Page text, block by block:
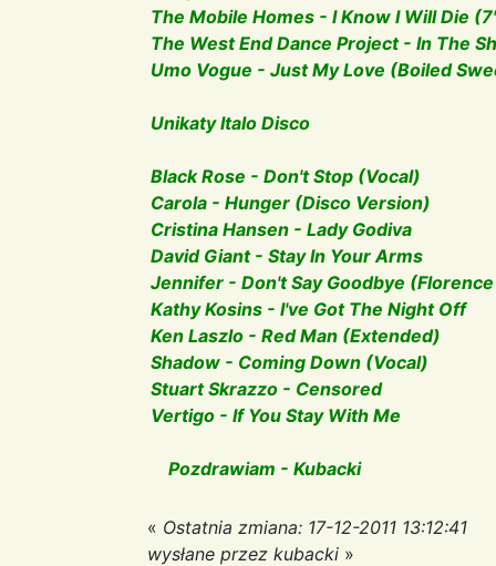
The Mobile Homes - I Know I Will Die
The West End Dance Project - In The
Umo Vogue - Just My Love (Boiled
Unikaty Italo Disco
Black Rose - Don't Stop (Vocal)
Carola - Hunger (Disco Version)
Cristina Hansen - Lady Godiva
David Giant - Stay In Your Arms
Jennifer - Don't Say Goodbye
Kathy Kosins - I've Got The Night Off
Ken Laszlo - Red Man (Extended)
Shadow - Coming Down (Vocal)
Stuart Skrazzo - Censored
Vertigo - If You Stay With Me
Pozdrawiam - Kubacki
« Ostatnia zmiana: 17-12-2011 13:12:41
wysłane przez kubacki »